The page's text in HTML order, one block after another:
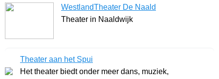
WestlandTheater De Naald
Theater in Naaldwijk
Theater aan het Spui
Het theater biedt onder meer dans, muziek,